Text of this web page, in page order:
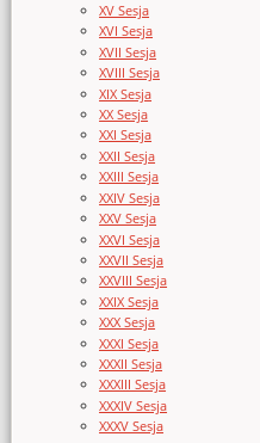
XV Sesja
XVI Sesja
XVII Sesja
XVIII Sesja
XIX Sesja
XX Sesja
XXI Sesja
XXII Sesja
XXIII Sesja
XXIV Sesja
XXV Sesja
XXVI Sesja
XXVII Sesja
XXVIII Sesja
XXIX Sesja
XXX Sesja
XXXI Sesja
XXXII Sesja
XXXIII Sesja
XXXIV Sesja
XXXV Sesja